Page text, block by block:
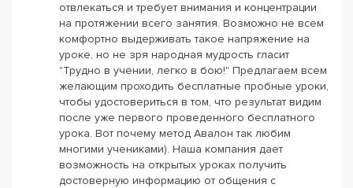
отвлекаться и требует внимания и концентрации
на протяжении всего занятия. Возможно не всем
комфортно выдерживать такое напряжение на
уроке, но не зря народная мудрость гласит
"Трудно в учении, легко в бою!" Предлагаем всем
желающим проходить бесплатные пробные уроки,
чтобы удостовериться в том, что результат видим
после уже первого проведенного бесплатного
урока. Вот почему метод Авалон так любим
многими учениками). Наша компания дает
возможность на открытых уроках получить
достоверную информацию от общения с